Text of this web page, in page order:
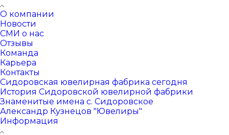
О компании
Новости
СМИ о нас
Отзывы
Команда
Карьера
Контакты
Сидоровская ювелирная фабрика сегодня
История Сидоровской ювелирной фабрики
Знаменитые имена с. Сидоровское
Александр Кузнецов "Ювелиры"
Информация